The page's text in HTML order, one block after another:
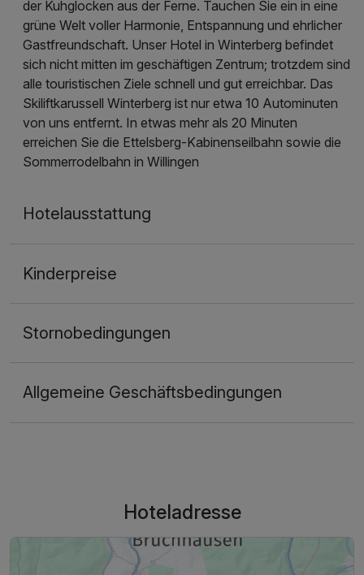
der Kuhglocken aus der Ferne. Tauchen Sie ein in eine
grüne Welt voller Harmonie, Entspannung und ehrlicher
Gastfreundschaft. Unser Hotel in Winterberg befindet
sich nicht mitten im geschäftigen Zentrum; trotzdem sind
alle touristischen Ziele schnell und gut erreichbar. Das
Skiliftkarussell Winterberg ist nur etwa 10 Autominuten
von uns entfernt. In etwas mehr als 20 Minuten
erreichen Sie die Ettelsberg-Kabinenseilbahn sowie die
Sommerrodelbahn in Willingen
Hotelausstattung
Kinderpreise
Stornobedingungen
Allgemeine Geschäftsbedingungen
Hoteladresse